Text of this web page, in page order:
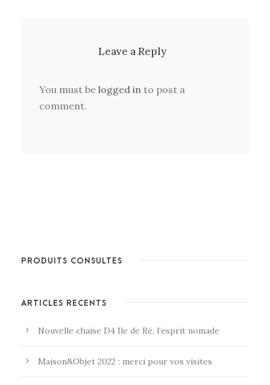
Leave a Reply
You must be logged in to post a
comment.
PRODUITS CONSULTÉS
ARTICLES RÉCENTS
Nouvelle chaise D4 Ile de Ré, l’esprit nomade
Maison&Objet 2022 : merci pour vos visites